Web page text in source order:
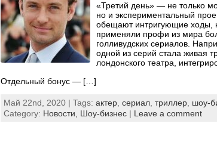
«Третий день» — не только
но и экспериментальный
обещают интригующие ходы,
применяли профи из мира
голливудских сериалов.
одной из серий стала живая
лондонского театра,
Отдельный бонус — […]
Май 22nd, 2020 | Tags: актер сериал триллер шоу-
Category: Новости, Шоу-бизнес | Leave a comment